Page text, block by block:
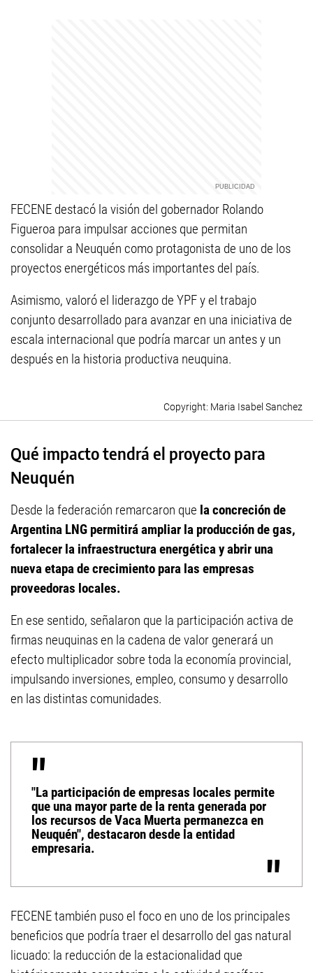
FECENE destacó la visión del gobernador Rolando
Figueroa para impulsar acciones que permitan
consolidar a Neuquén como protagonista de uno de los
proyectos energéticos más importantes del país.
Asimismo, valoró el liderazgo de YPF y el trabajo
conjunto desarrollado para avanzar en una iniciativa de
escala internacional que podría marcar un antes y un
después en la historia productiva neuquina.
Maria Isabel Sanchez
Qué impacto tendrá el proyecto para
Neuquén
Desde la federación remarcaron que la concreción de
Argentina LNG permitirá ampliar la producción de gas,
fortalecer la infraestructura energética y abrir una
nueva etapa de crecimiento para las empresas
proveedoras locales.
En ese sentido, señalaron que la participación activa de
firmas neuquinas en la cadena de valor generará un
efecto multiplicador sobre toda la economía provincial,
impulsando inversiones, empleo, consumo y desarrollo
en las distintas comunidades.
"La participación de empresas locales permite
que una mayor parte de la renta generada por
los recursos de Vaca Muerta permanezca en
Neuquén", destacaron desde la entidad
empresaria.
FECENE también puso el foco en uno de los principales
beneficios que podría traer el desarrollo del gas natural
licuado: la reducción de la estacionalidad que